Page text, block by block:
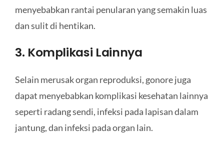
menyebabkan rantai penularan yang semakin luas
dan sulit di hentikan.
3. Komplikasi Lainnya
Selain merusak organ reproduksi, gonore juga
dapat menyebabkan komplikasi kesehatan lainnya
seperti radang sendi, infeksi pada lapisan dalam
jantung, dan infeksi pada organ lain.